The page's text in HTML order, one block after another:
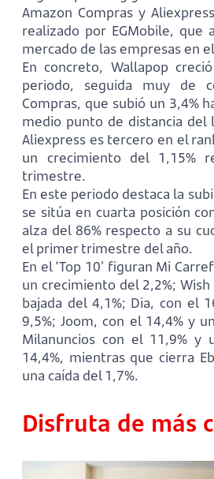
Amazon Compras y
realizado por EGMobile, que
mercado de las empresas en
En concreto, Wallapop
periodo, seguida muy de
Compras, que subió un 3,4%
medio punto de distancia del
Aliexpress es tercero en el
un crecimiento del 1,15%
trimestre.
En este periodo destaca la
se sitúa en cuarta posición
alza del 86% respecto a su
el primer trimestre del año.
En el ‘Top 10’ figuran Mi
un crecimiento del 2,2%;
bajada del 4,1%; Dia, con el
9,5%; Joom, con el 14,4% y
Milanuncios con el 11,9% y
14,4%, mientras que cierra
una caída del 1,7%.
Disfruta de más